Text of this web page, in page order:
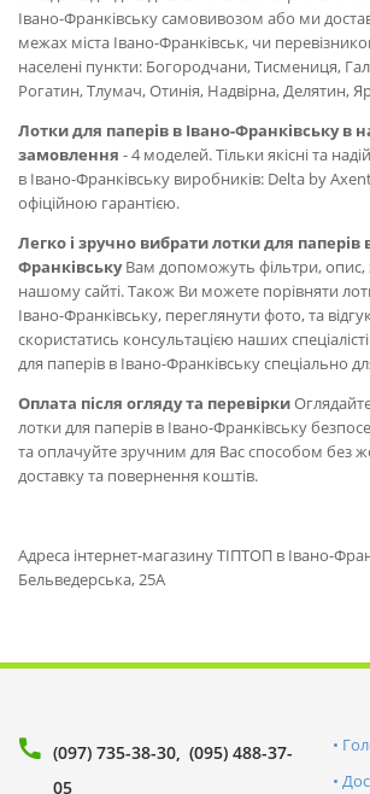
Івано-Франківську самовивозом або ми
межах міста Івано-Франківськ, чи
населені пункти: Богородчани, Тисмениця,
Рогатин, Тлумач, Отинія, Надвірна, Делятин,
Лотки для паперів в Івано-Франківську в
замовлення - 4 моделей. Тільки якісні та
в Івано-Франківську виробників: Delta by
офіційною гарантією.
Легко і зручно вибрати лотки для паперів
ФранківськуВам допоможуть фільтри, опис,
нашому сайті. Також Ви можете порівняти
Івано-Франківську, переглянути фото, та
скористатись консультацією наших
для паперів в Івано-Франківську спеціально
Оплата після огляду та перевірки
лотки для паперів в Івано-Франківську
та оплачуйте зручним для Вас способом без
доставку та повернення коштів.
Адреса інтернет-магазину ТІПТОП в Івано-
Бельведерська, 25А
(097) 735-38-30 (095) 488-37-
05